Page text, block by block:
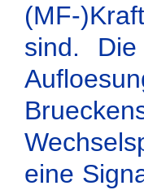
(MF-
sind.
eine